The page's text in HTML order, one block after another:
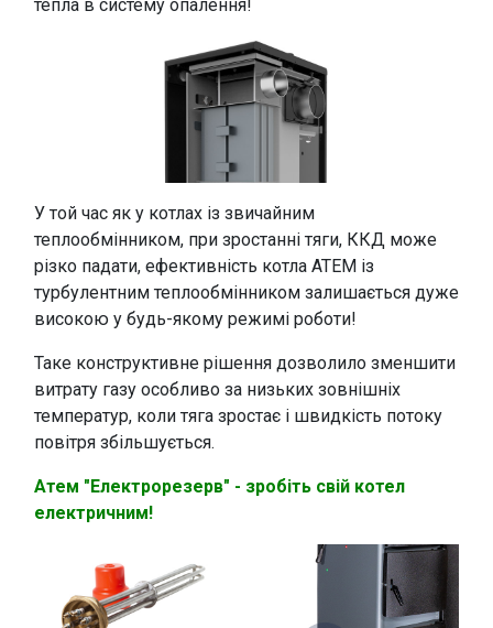
тепла в систему опалення!
У той час як у котлах із звичайним
теплообмінником, при зростанні тяги, ККД може
різко падати, ефективність котла АТЕМ із
турбулентним теплообмінником залишається дуже
високою у будь-якому режимі роботи!
Таке конструктивне рішення дозволило зменшити
витрату газу особливо за низьких зовнішніх
температур, коли тяга зростає і швидкість потоку
повітря збільшується.
Атем "Електрорезерв" - зробіть свій котел
електричним!